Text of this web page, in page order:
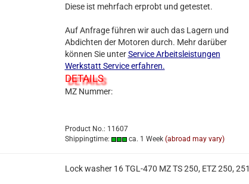
Diese ist mehrfach erprobt und getestet.
Auf Anfrage führen wir auch das Lagern und
Abdichten der Motoren durch. Mehr darüber
können Sie unterService Arbeitsleistungen
Werkstatt Service erfahren.
DETAILS
MZ Nummer:
Product No.: 11607
Shippingtime:
ca. 1 Week (abroad may vary)
Lock washer 16 TGL-470 MZ TS 250, ETZ 250, 251